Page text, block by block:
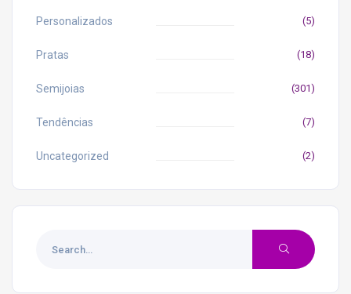
Personalizados (5)
Pratas (18)
Semijoias (301)
Tendências (7)
Uncategorized (2)